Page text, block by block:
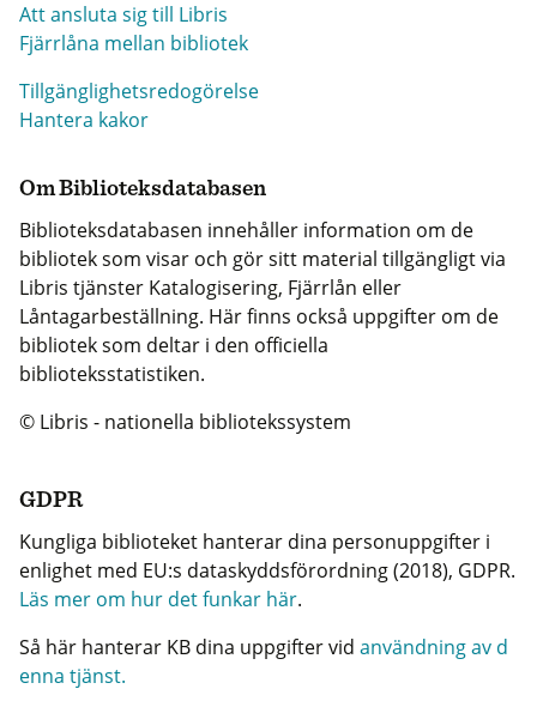
Att ansluta sig till Libris
Fjärrlåna mellan bibliotek
Tillgänglighetsredogörelse
Hantera kakor
Om Biblioteksdatabasen
Biblioteksdatabasen innehåller information om de
bibliotek som visar och gör sitt material tillgängligt via
Libris tjänster Katalogisering, Fjärrlån eller
Låntagarbeställning. Här finns också uppgifter om de
bibliotek som deltar i den officiella
biblioteksstatistiken.
© Libris - nationella bibliotekssystem
GDPR
Kungliga biblioteket hanterar dina personuppgifter i
enlighet med EU:s dataskyddsförordning (2018), GDPR.
Läs mer om hur det funkar här.
Så här hanterar KB dina uppgifter vid användning av d
enna tjänst.